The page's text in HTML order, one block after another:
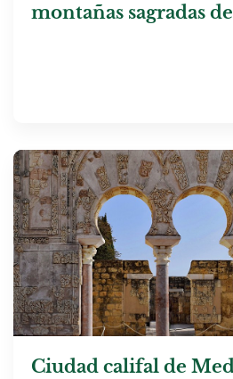
montañas sagradas
Ciudad califal de